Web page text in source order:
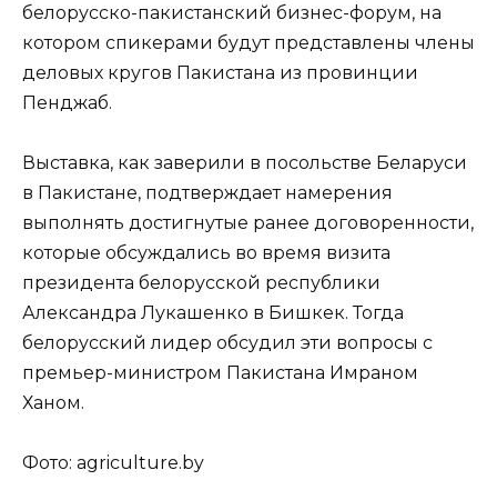
белорусско-пакистанский бизнес-форум, на
котором спикерами будут представлены члены
деловых кругов Пакистана из провинции
Пенджаб.
Выставка, как заверили в посольстве Беларуси
в Пакистане, подтверждает намерения
выполнять достигнутые ранее договоренности,
которые обсуждались во время визита
президента белорусской республики
Александра Лукашенко в Бишкек. Тогда
белорусский лидер обсудил эти вопросы с
премьер-министром Пакистана Имраном
Ханом.
Фото: agriculture.by